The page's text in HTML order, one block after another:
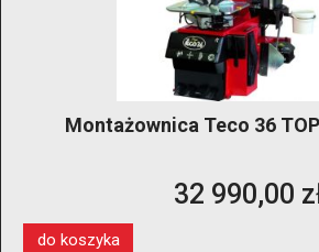
Montażownica Teco 36
32 990,00
do koszyka